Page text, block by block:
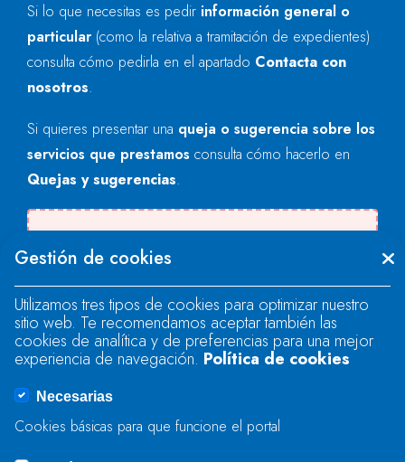
Si lo que necesitas es pedir información general o
particular (como la relativa a tramitación de expedientes)
consulta cómo pedirla en el apartado Contacta con
nosotros.
Si quieres presentar una queja o sugerencia sobre los
servicios que prestamos consulta cómo hacerlo en
Quejas y sugerencias.
"text".
Se produjo un error al cargar el campo
"text".
Se produjo un error al cargar el campo
Gestión de cookies
Utilizamos tres tipos de cookies para optimizar nuestro
sitio web. Te recomendamos aceptar también las
cookies de analítica y de preferencias para una mejor
experiencia de navegación. Política de cookies
Necesarias
Cookies básicas para que funcione el portal